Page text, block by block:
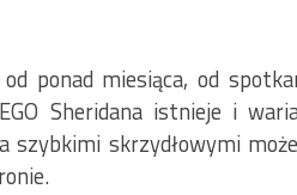
ponad miesiąca, od
Sheridana istnieje i
szybkimi skrzydłowymi